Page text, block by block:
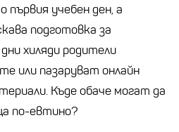
първия учебен ден, а
подготовка за
хиляди родители
или пазаруват онлайн
Къде обаче могат да
по-евтино?